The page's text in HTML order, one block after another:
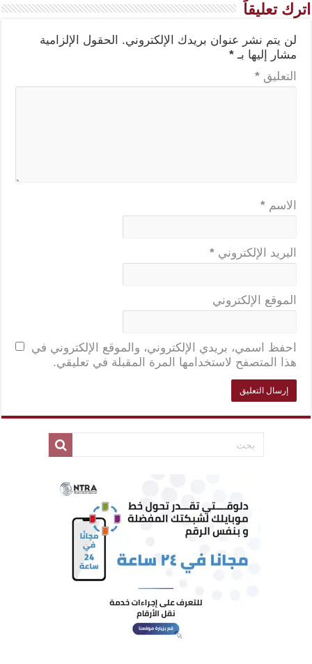
اترك تعليقاً
لن يتم نشر عنوان بريدك الإلكتروني.
الحقول الإلزامية
مشار إليها بـ *
التعليق *
الاسم *
البريد الإلكتروني *
الموقع الإلكتروني
احفظ اسمي، بريدي الإلكتروني، والموقع الإلكتروني في
هذا المتصفح لاستخدامها المرة المقبلة في تعليقي.